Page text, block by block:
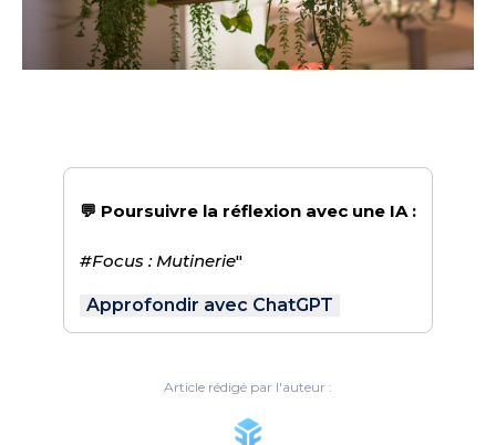
💬 Poursuivre la réflexion avec une IA :
#Focus : Mutinerie"
Approfondir avec ChatGPT
Article rédigé par l'auteur :